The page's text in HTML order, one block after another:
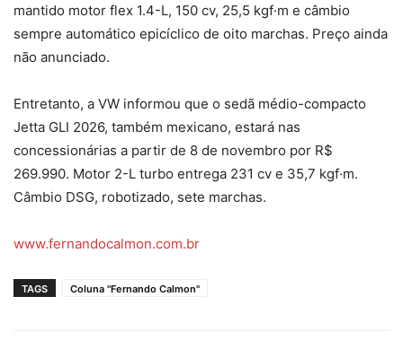
mantido motor flex 1.4-L, 150 cv, 25,5 kgf·m e câmbio
sempre automático epicíclico de oito marchas. Preço ainda
não anunciado.
Entretanto, a VW informou que o sedã médio-compacto
Jetta GLI 2026, também mexicano, estará nas
concessionárias a partir de 8 de novembro por R$
269.990. Motor 2-L turbo entrega 231 cv e 35,7 kgf·m.
Câmbio DSG, robotizado, sete marchas.
www.fernandocalmon.com.br
TAGS Coluna "Fernando Calmon"